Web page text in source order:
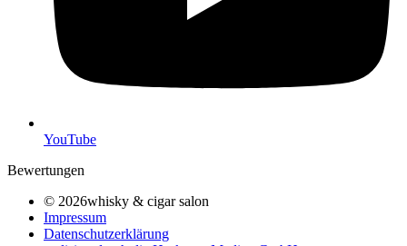
YouTube
Bewertungen
© 2026whisky & cigar salon
Impressum
Datenschutzerklärung